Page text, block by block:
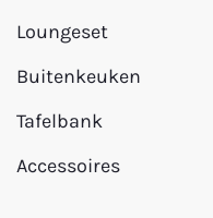
Loungeset
Buitenkeuken
Tafelbank
Accessoires